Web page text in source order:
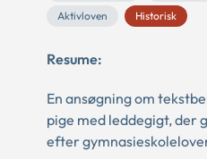
Aktivloven
Historisk
Resume:
En ansøgning om
pige med leddegigt, der
efter